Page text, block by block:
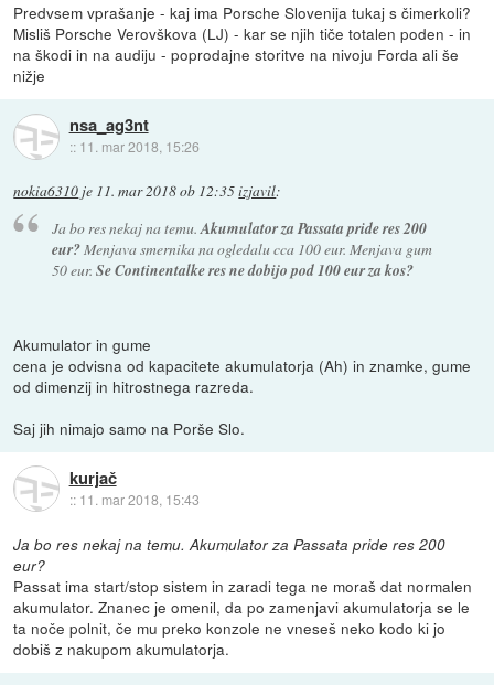
Predvsem vprašanje - kaj ima Porsche Slovenija tukaj s čimerkoli?
Misliš Porsche Verovškova (LJ) - kar se njih tiče totalen poden - in
na škodi in na audiju - poprodajne storitve na nivoju Forda ali še
nižje
nsa_ag3nt
:: 11. mar 2018, 15:26
nokia6310 je 11. mar 2018 ob 12:35izjavil:
Ja bo res nekaj na temu. Akumulator za Passata pride res 200
eur?Menjava smernika na ogledalu cca 100 eur. Menjava gum
50 eur. Se Continentalke res ne dobijo pod 100 eur za kos?
Akumulator in gume
cena je odvisna od kapacitete akumulatorja (Ah) in znamke, gume
od dimenzij in hitrostnega razreda.
Saj jih nimajo samo na Porše Slo.
kurjač
:: 11. mar 2018, 15:43
Ja bo res nekaj na temu. Akumulator za Passata pride res 200
eur?
Passat ima start/stop sistem in zaradi tega ne moraš dat normalen
akumulator. Znanec je omenil, da po zamenjavi akumulatorja se le
ta noče polnit, če mu preko konzole ne vneseš neko kodo ki jo
dobiš z nakupom akumulatorja.